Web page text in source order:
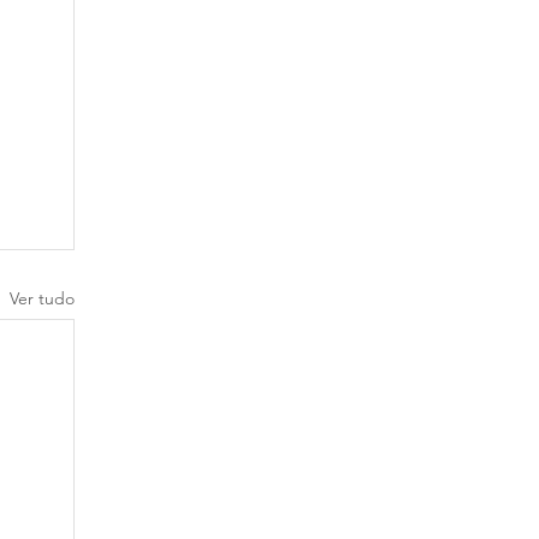
Ver tudo